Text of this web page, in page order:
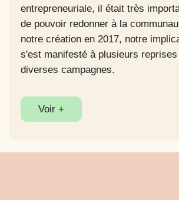
entrepreneuriale, il était très
de pouvoir redonner à la
notre création en 2017, notre
s'est manifesté à plusieurs
diverses campagnes.
Voir +